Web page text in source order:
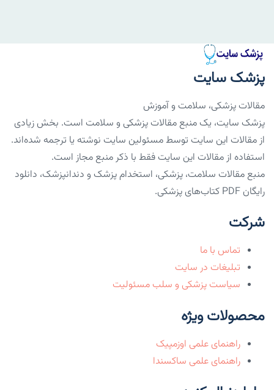
پزشک سایت
مقالات پزشکی، سلامت و آموزش
پزشک سایت، یک منبع مقالات پزشکی و سلامت است. بخش زیادی
از مقالات این سایت توسط مسئولین سایت نوشته یا ترجمه شده‌اند.
استفاده از مقالات این سایت فقط با ذکر منبع مجاز است.
منبع مقالات سلامت، پزشکی، استخدام پزشک و دندانپزشک، دانلود
رایگان PDF کتاب‌های پزشکی.
شرکت
تماس با ما
تبلیغات در سایت
سیاست پزشکی و سلب مسئولیت
محصولات ویژه
راهنمای علمی اوزمپیک
راهنمای علمی ساکسندا